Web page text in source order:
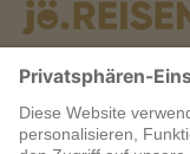
Warum jö?